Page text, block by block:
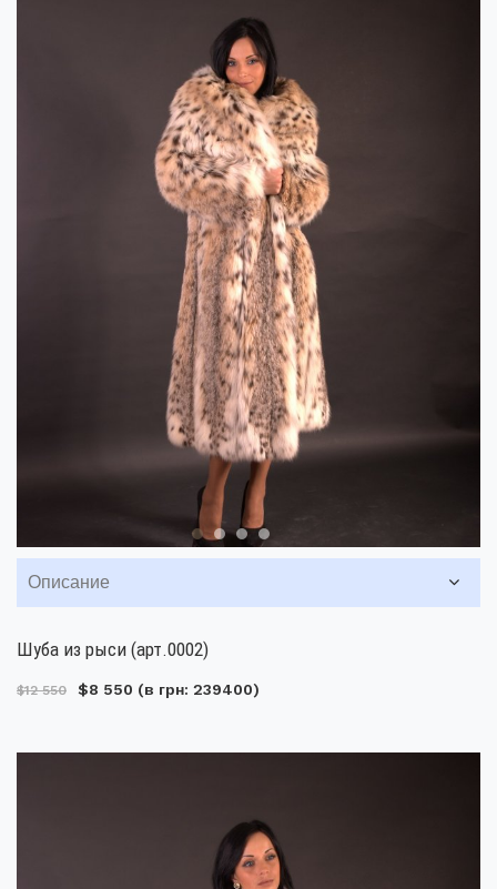
Описание
Шуба из рыси (арт.0002)
$12 550 $8 550 (в грн: 239400)